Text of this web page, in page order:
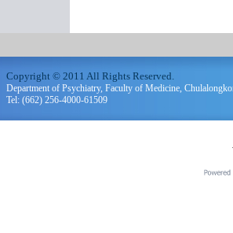
Copyright © 2011 All Rights Reserved.
Department of Psychiatry, Faculty of Medicine,
Tel: (662) 256-4000-61509